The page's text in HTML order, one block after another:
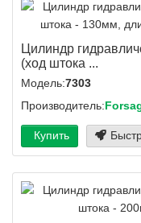
Цилиндр
(ход штока ...
Модель:7303
Производитель:
Купить